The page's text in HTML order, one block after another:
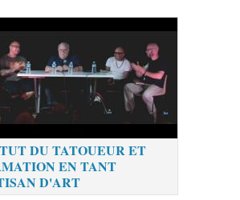
DU TATOUEUR ET
EN TANT
D'ART